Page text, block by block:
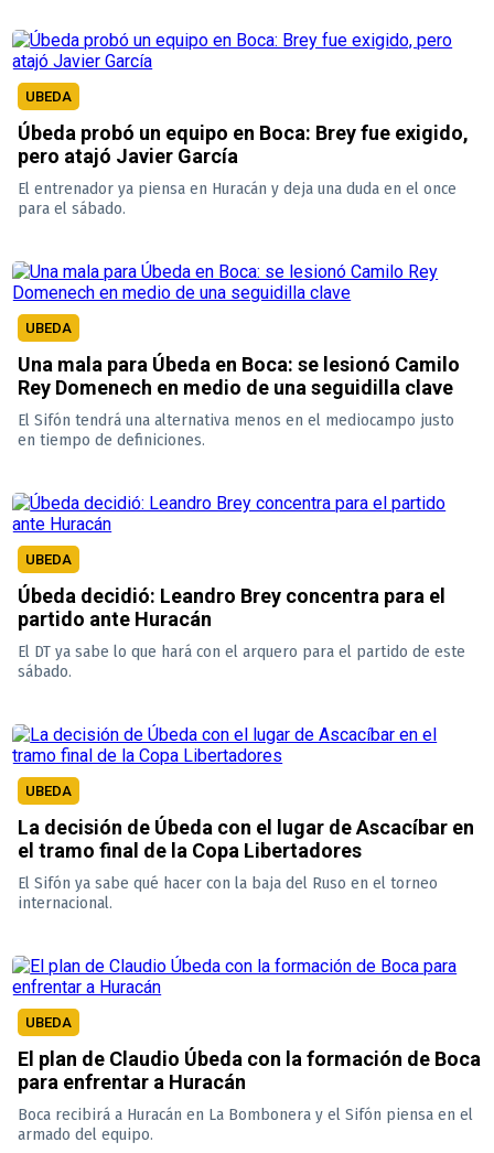
UBEDA
Úbeda probó un equipo en Boca: Brey fue exigido,
pero atajó Javier García
El entrenador ya piensa en Huracán y deja una duda en el once
para el sábado.
UBEDA
Una mala para Úbeda en Boca: se lesionó Camilo
Rey Domenech en medio de una seguidilla clave
El Sifón tendrá una alternativa menos en el mediocampo justo
en tiempo de definiciones.
UBEDA
Úbeda decidió: Leandro Brey concentra para el
partido ante Huracán
El DT ya sabe lo que hará con el arquero para el partido de este
sábado.
UBEDA
La decisión de Úbeda con el lugar de Ascacíbar en
el tramo final de la Copa Libertadores
El Sifón ya sabe qué hacer con la baja del Ruso en el torneo
internacional.
UBEDA
El plan de Claudio Úbeda con la formación de Boca
para enfrentar a Huracán
Boca recibirá a Huracán en La Bombonera y el Sifón piensa en el
armado del equipo.